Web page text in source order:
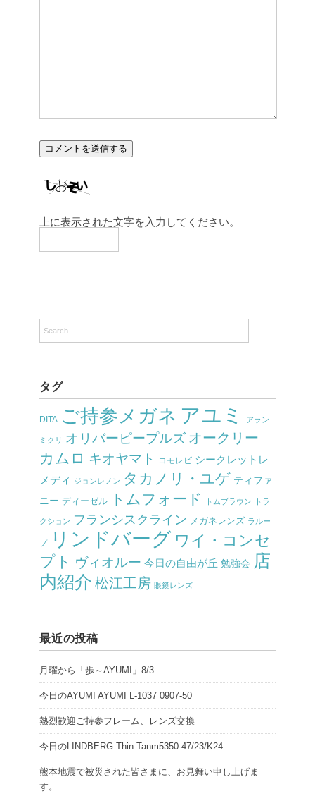
上に表示された文字を入力してください。
タグ
DITA ご持参メガネ アユミ アラン
ミクリ オリバーピープルズ オークリー
カムロ キオヤマト コモレビ シークレットレ
メディ
ジョンレノン タカノリ・ユゲ ティファ
ニー ディーゼル トムフォード トムブラウン トラ
クション フランシスクライン メガネレンズ ラルー
プ リンドバーグ ワイ・コンセ
プト ヴィオルー 今日の自由が丘 勉強会 店
内紹介 松江工房 眼鏡レンズ
最近の投稿
月曜から「歩～AYUMI」8/3
今日のAYUMI AYUMI L-1037 0907-50
熱烈歓迎ご持参フレーム、レンズ交換
今日のLINDBERG Thin Tanm5350-47/23/K24
熊本地震で被災された皆さまに、お見舞い申し上げま
す。